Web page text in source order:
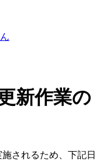
新作業の
されるため、下記日